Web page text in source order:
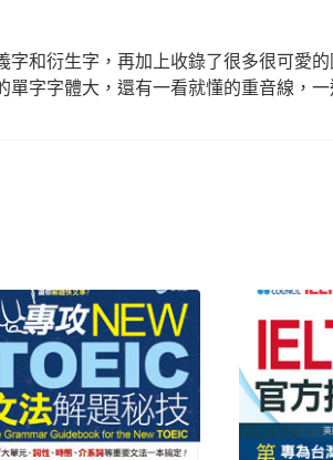
字和衍生字，再加上收錄了很多很可愛
單字字體大，還有一看就懂的重音線，